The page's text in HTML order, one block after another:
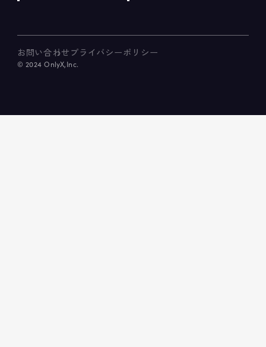
お問い合わせプライバシーポリシー
© 2024 OnlyX,Inc.